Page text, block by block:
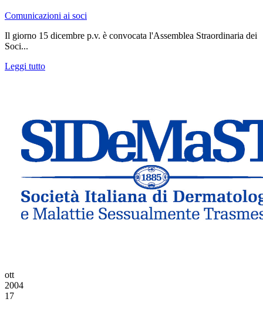
Comunicazioni ai soci
Il giorno 15 dicembre p.v. è convocata l'Assemblea Straordinaria dei
Soci...
Leggi tutto
ott
2004
17